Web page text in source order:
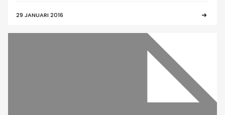
29 JANUARI 2016